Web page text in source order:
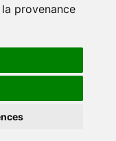
provenance